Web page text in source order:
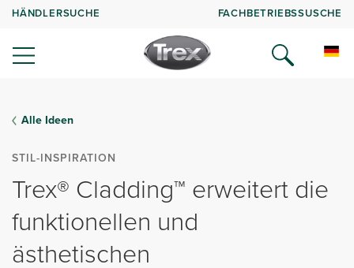
HÄNDLERSUCHE FACHBETRIEBSSUSCHE
Alle Ideen
STIL-INSPIRATION
Trex® Cladding™ erweitert die
funktionellen und
ästhetischen